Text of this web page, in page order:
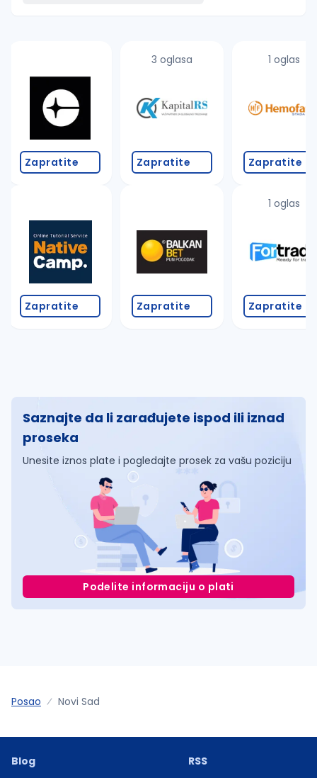
Takođe možete da:
proverite pravopisne greške (koristite č, ć, š, đ,
povećajte radijus za odabrani grad
promenite odabrane filtere pretrage
Zapratite
Zapratite
3 oglasa
Zapratite
Zapratite
1 oglas
Zapratite
1 oglas
Zapratite
Saznajte da li zarađujete ispod ili iznad
proseka
Unesite iznos plate i pogledajte prosek za vašu poziciju
Podelite informaciju o plati
Posao Novi Sad
Blog
RSS